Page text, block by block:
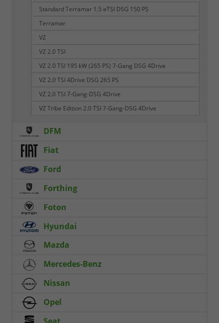
Standard Terramar 1.5 eTSI DSG 150 PS
Terramar
VZ
VZ 2.0 TSI
VZ 2.0 TSI 195 kW (265 PS) 7-Gang DSG 4Drive
VZ 2.0 TSI 4Drive DSG 265 PS
VZ 2.0 TSI 7-Gang-DSG 4Drive
VZ Tribe Edition 2.0 TSI 7-Gang-DSG 4Drive
DFM
Fiat
Ford
Forthing
Foton
Hyundai
Mazda
Mercedes-Benz
Nissan
Opel